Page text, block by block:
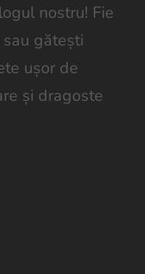
nostru! Fie
gătești
ușor de
și dragoste